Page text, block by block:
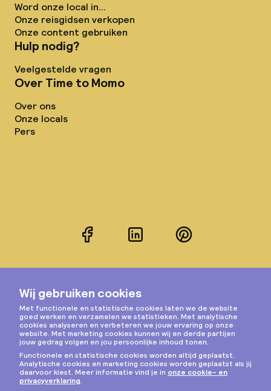
Word onze local in...
Onze reisgidsen verkopen
Onze content gebruiken
Hulp nodig?
Veelgestelde vragen
Over Time to Momo
Over ons
Onze locals
Pers
FacebookLinkedInPinterest
Instagram